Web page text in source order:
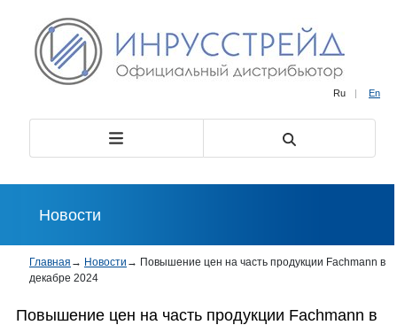
Ru | En
Новости
Главная → Новости → Повышение цен на часть продукции Fachmann в
декабре 2024
Повышение цен на часть продукции Fachmann в